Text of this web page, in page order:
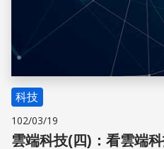
科技
102/03/19
雲端科技(四)：看雲端